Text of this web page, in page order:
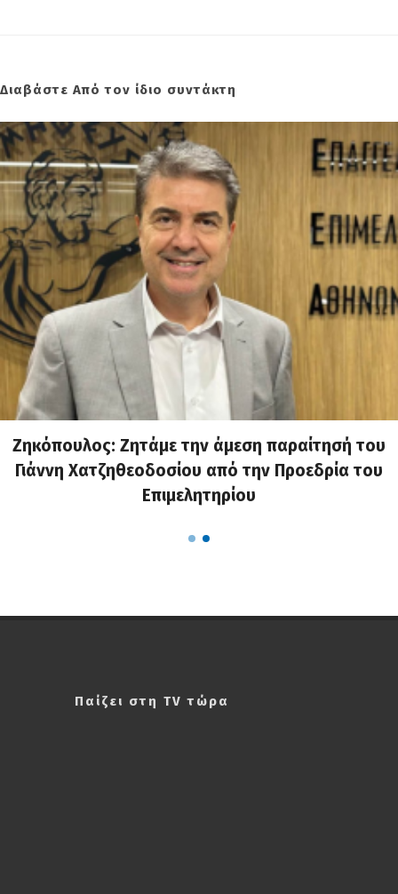
Διαβάστε Από τον ίδιο συντάκτη
Ζηκόπουλος: Ζητάμε την άμεση παραίτησή του
Γιάννη Χατζηθεοδοσίου από την Προεδρία του
Επιμελητηρίου
Παίζει στη TV τώρα